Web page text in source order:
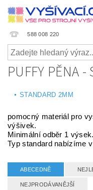
588 008 220
PUFFY PĚNA -
STANDARD 2MM
pomocný materiál pro
výšivek.
Minimální odběr 1 výsek.
Typ standard nabízíme
ABECEDNĚ
NEJPRODÁVANĚJŠÍ